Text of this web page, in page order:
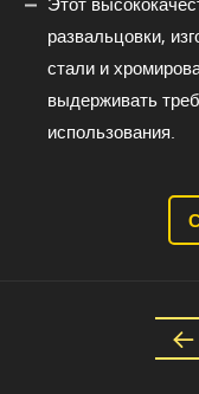
развальцовки,
стали и
выдерживать
использования.